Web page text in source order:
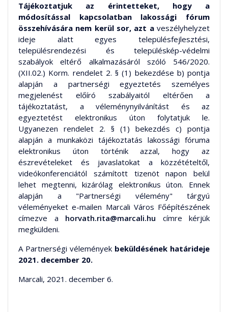
Tájékoztatjuk az érintetteket, hogy a
módosítással kapcsolatban lakossági fórum
összehívására nem kerül sor, azt a veszélyhelyzet
ideje alatt egyes településfejlesztési,
településrendezési és településkép-védelmi
szabályok eltérő alkalmazásáról szóló 546/2020.
(XII.02.) Korm. rendelet 2. § (1) bekezdése b) pontja
alapján a partnerségi egyeztetés személyes
megjelenést előíró szabályaitól eltérően a
tájékoztatást, a véleménynyilvánítást és az
egyeztetést elektronikus úton folytatjuk le.
Ugyanezen rendelet 2. § (1) bekezdés c) pontja
alapján a munkaközi tájékoztatás lakossági fóruma
elektronikus úton történik azzal, hogy az
észrevételeket és javaslatokat a közzétételtől,
videókonferenciától számított tizenöt napon belül
lehet megtenni, kizárólag elektronikus úton. Ennek
alapján a "Partnerségi vélemény" tárgyú
véleményeket e-mailen Marcali Város Főépítészének
címezve a horvath.rita@marcali.hu címre kérjük
megküldeni.
A Partnerségi vélemények beküldésének határideje
2021. december 20.
Marcali, 2021. december 6.